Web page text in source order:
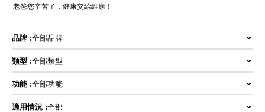
老爸您辛苦了，健康交給維康！
品牌 :全部品牌
類型 :全部類型
功能 :全部功能
適用情況 :全部